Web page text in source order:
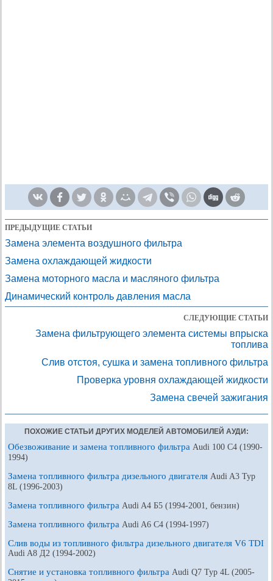
ПРЕДЫДУЩИЕ СТАТЬИ
Замена элемента воздушного фильтра
Замена охлаждающей жидкости
Замена моторного масла и масляного фильтра
Динамический контроль давления масла
СЛЕДУЮЩИЕ СТАТЬИ
Замена фильтрующего элемента системы впрыска
топлива
Слив отстоя, сушка и замена топливного фильтра
Проверка уровня охлаждающей жидкости
Замена свечей зажигания
ПОХОЖИЕ СТАТЬИ ДРУГИХ МОДЕЛЕЙ АВТОМОБИЛЕЙ АУДИ:
Обезвоживание и замена топливного фильтра Audi 100 С4 (1990-
1994)
Замена топливного фильтра дизельного двигателя Audi A3 Typ
8L (1996-2003)
Замена топливного фильтра Audi A4 Б5 (1994-2001, бензин)
Замена топливного фильтра Audi A6 С4 (1994-1997)
Слив воды из топливного фильтра дизельного двигателя V6 TDI
Audi A8 Д2 (1994-2002)
Снятие и установка топливного фильтра Audi Q7 Typ 4L (2005-